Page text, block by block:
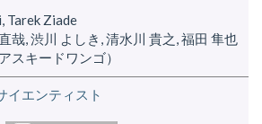
Tarek Ziade
哉, 渋川 よしき, 清水川 貴之, 福田 隼也
スキードワンゴ）
イエンティスト